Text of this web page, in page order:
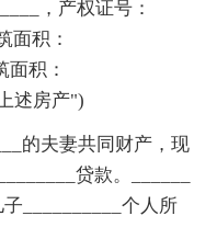
，产权证号：
面积：
面积：
述房产")
的夫妻共同财产，现
贷款。______
__________个人所